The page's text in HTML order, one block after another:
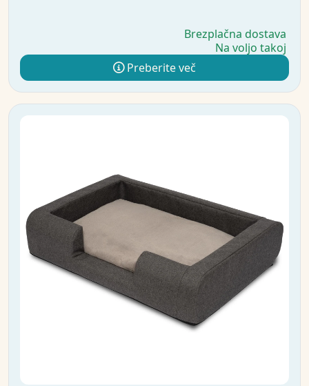
Brezplačna dostava
Na voljo takoj
Preberite več